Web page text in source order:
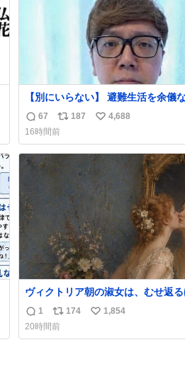
【別にいらない】 避難生活を余儀なくされて
いる子どもたちのためにヒカキンボ
1000個を寄付させていただきました
返
信
数
67
リ
ポ
ス
ト
187
い
ね
4,688
16時間前
ヴィクトリア朝の淑女は、むせ返
の香水を身につけるものではないと
た。それでも香水は、髪や肌の手入
くらい、ヴィクトリア朝の女性達の
返
信
1
リ
ポ
174
い
1,854
20時間前